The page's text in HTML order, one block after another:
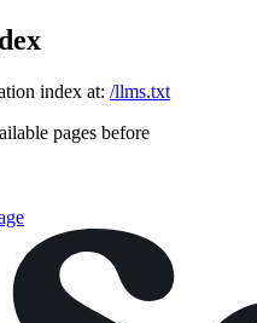
index at: /llms.txt
pages before